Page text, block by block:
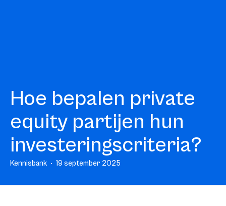
Hoe bepalen private
equity partijen hun
investeringscriteria?
Kennisbank 19 september 2025